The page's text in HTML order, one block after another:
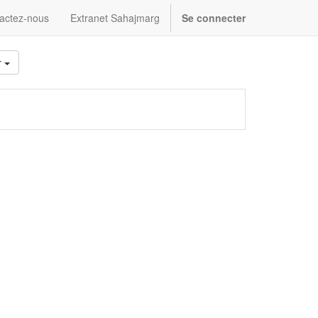
nous Extranet Sahajmarg Se connecter